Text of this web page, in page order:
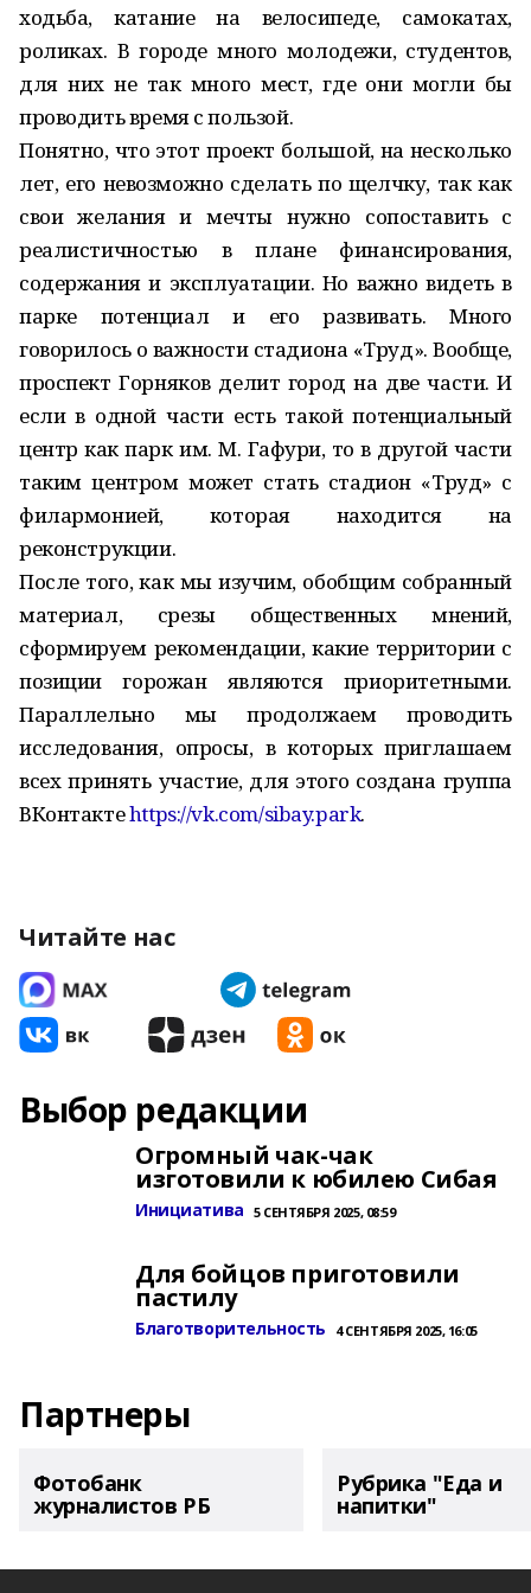
ходьба, катание на велосипеде, самокатах,
роликах. В городе много молодежи, студентов,
для них не так много мест, где они могли бы
проводить время с пользой.
Понятно, что этот проект большой, на несколько
лет, его невозможно сделать по щелчку, так как
свои желания и мечты нужно сопоставить с
реалистичностью в плане финансирования,
содержания и эксплуатации. Но важно видеть в
парке потенциал и его развивать. Много
говорилось о важности стадиона «Труд». Вообще,
проспект Горняков делит город на две части. И
если в одной части есть такой потенциальный
центр как парк им. М. Гафури, то в другой части
таким центром может стать стадион «Труд» с
филармонией, которая находится на
реконструкции.
После того, как мы изучим, обобщим собранный
материал, срезы общественных мнений,
сформируем рекомендации, какие территории с
позиции горожан являются приоритетными.
Параллельно мы продолжаем проводить
исследования, опросы, в которых приглашаем
всех принять участие, для этого создана группа
ВКонтактеhttps://vk.com/sibay.park.
Читайте нас
Выбор редакции
Огромный чак-чак
изготовили к юбилею Сибая
Инициатива 5 СЕНТЯБРЯ 2025, 08:59
Для бойцов приготовили
пастилу
Благотворительность 4 СЕНТЯБРЯ 2025, 16:05
Партнеры
Фотобанк
журналистов РБ
Рубрика "Еда и
напитки"